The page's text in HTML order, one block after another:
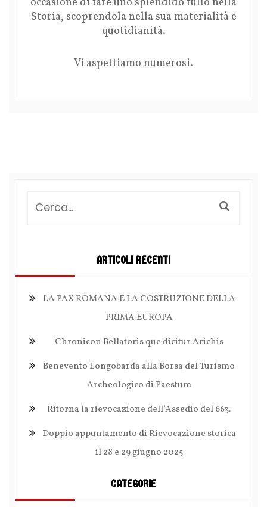
Storia, scoprendola nella sua materialità e
quotidianità.
Vi aspettiamo numerosi.
ARTICOLI RECENTI
LA PAX ROMANA E LA COSTRUZIONE DELLA
PRIMA EUROPA
Chronicon Bellatoris que dicitur Arichis
Benevento Longobarda alla Borsa del Turismo
Archeologico di Paestum
Ritorna la rievocazione dell’Assedio del 663.
Doppio appuntamento di Rievocazione storica
il 28 e 29 giugno 2025
CATEGORIE